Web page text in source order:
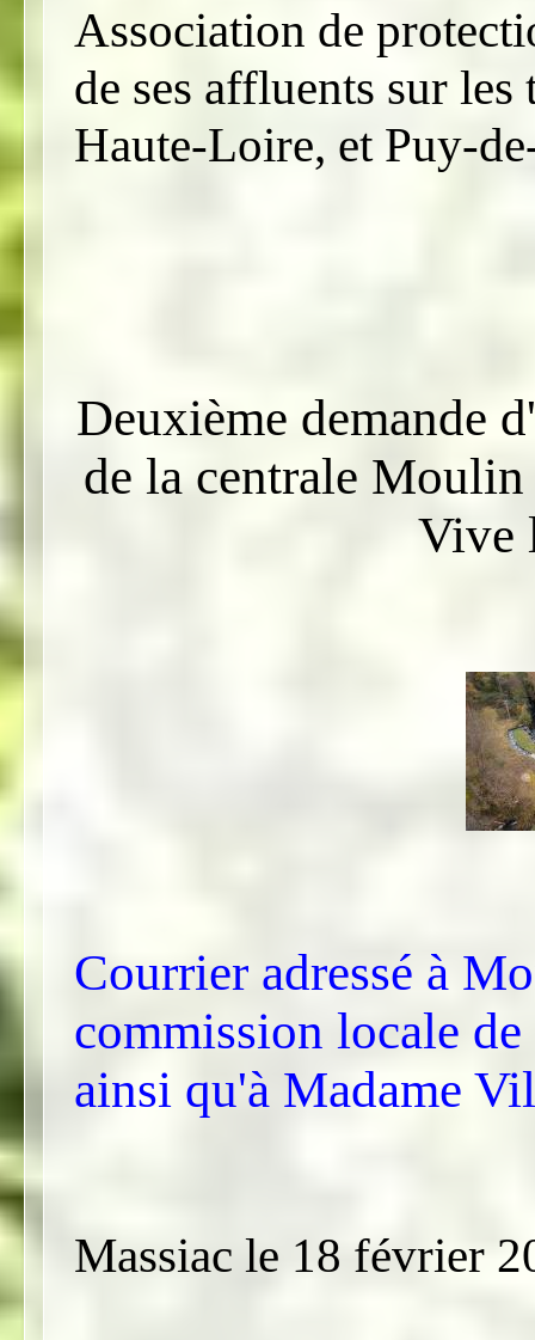
Association de
de ses affluents sur
Haute-Loire, et Puy-
Deuxième demande
de la centrale
Vive
Courrier adressé à
commission locale
ainsi qu'à Madame
Massiac le 18 février